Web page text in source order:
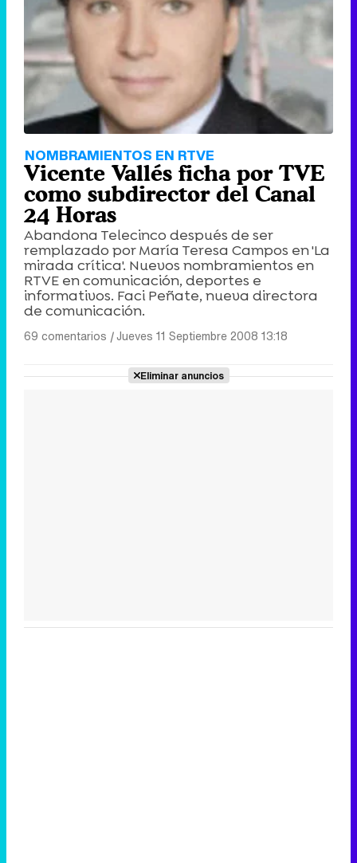
NOMBRAMIENTOS EN RTVE
Vicente Vallés ficha por TVE
como subdirector del Canal
24 Horas
Abandona Telecinco después de ser
remplazado por María Teresa Campos en 'La
mirada crítica'. Nuevos nombramientos en
RTVE en comunicación, deportes e
informativos. Faci Peñate, nueva directora
de comunicación.
69 comentarios |Jueves 11 Septiembre 2008 13:18
Eliminar anuncios